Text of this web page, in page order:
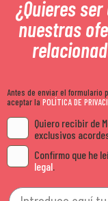
¿Quieres
nuestras
Antes de enviar el formulario
aceptar la POLÍTICA DE
Quiero recibir de
exclusivos
Confirmo que he
legal